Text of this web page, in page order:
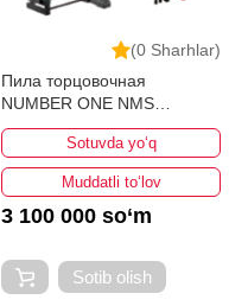
(0 Sharhlar)
Пила торцовочная
NUMBER ONE NMS
2500/305-1SL
Sotuvda yo‘q
Muddatli to‘lov
3 100 000 so‘m
Sotib olish